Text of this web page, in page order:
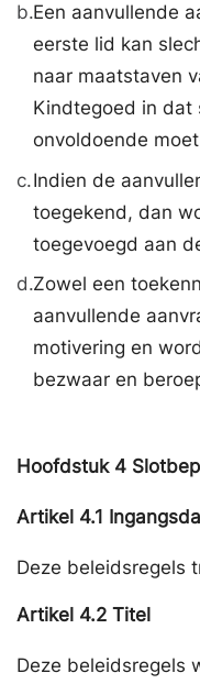
b.Een aanvullende
eerste lid kan
naar maatstaven
Kindtegoed in dat
onvoldoende
c.Indien de
toegekend, dan
toegevoegd aan
d.Zowel een
aanvullende
motivering en
bezwaar en
Hoofdstuk 4
Artikel 4.1
Deze beleidsregels
Artikel 4.2 Titel
Deze beleidsregels